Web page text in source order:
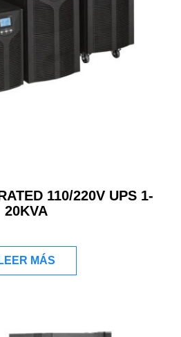
110/220V UPS 1-
20KVA
LEER MÁS